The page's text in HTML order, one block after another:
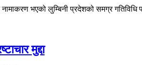
भएको लुम्बिनी प्रदेशको समग्र
मुद्दा